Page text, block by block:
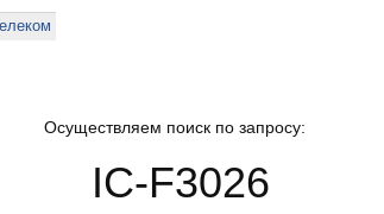
Осуществляем поиск по запросу:
IC-F3026